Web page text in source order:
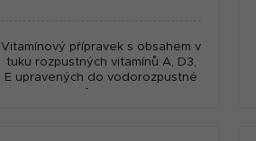
Vitamínový přípravek s obsahem v
tuku rozpustných vitamínů A, D3,
E upravených do vodorozpustné
formy.